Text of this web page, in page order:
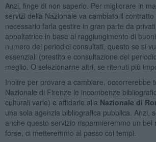
Anzi, finge di non saperlo. Per migliorare in
servizi della Nazionale va cambiato il
necessario farla gestire in gran parte da
appaltatrice in base al raggiungimento di
numero dei periodici consultati, questo se si
essenziali (prestito e consultazione dei
meglio. O selezionarne altri, se ritenuti più
Inoltre per provare a cambiare, occorrerebbe
Nazionale di Firenze le incombenze
culturali varie) e affidarle alla Nazionale di
una sola agenzia bibliografica pubblica. Anzi,
anche questo servizio risparmieremmo un bel
forse, ci metteremmo al passo coi tempi.